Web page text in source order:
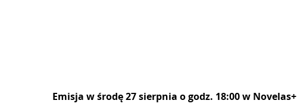
Emisja w środę 27 sierpnia o godz. 18:00 w Novelas+